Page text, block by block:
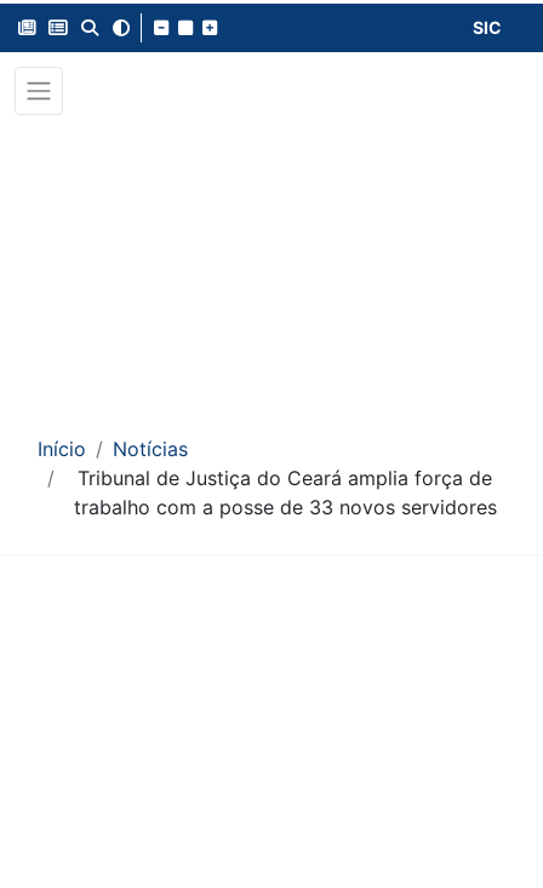
SIC
Início
Notícias
Tribunal de Justiça do Ceará amplia força de
trabalho com a posse de 33 novos servidores